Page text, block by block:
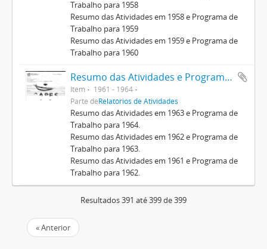
Trabalho para 1958
Resumo das Atividades em 1958 e Programa de
Trabalho para 1959
Resumo das Atividades em 1959 e Programa de
Trabalho para 1960
Resumo das Atividades e Programa de Trabalho 1961-1964
Item
1961 - 1964
Parte deRelatórios de Atividades
Resumo das Atividades em 1963 e Programa de
Trabalho para 1964.
Resumo das Atividades em 1962 e Programa de
Trabalho para 1963.
Resumo das Atividades em 1961 e Programa de
Trabalho para 1962.
Resultados 391 até 399 de 399
« Anterior